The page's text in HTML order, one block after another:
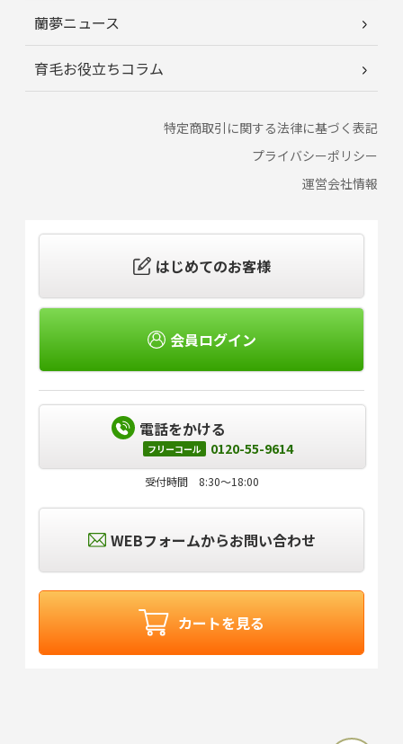
蘭夢ニュース
育毛お役立ちコラム
特定商取引に関する法律に基づく表記
プライバシーポリシー
運営会社情報
はじめてのお客様
WEBフォームからお問い合わせ
電話をかける
フリーコール 0120-55-9614
受付時間 8:30～18:00
会員ログイン
カートを見る